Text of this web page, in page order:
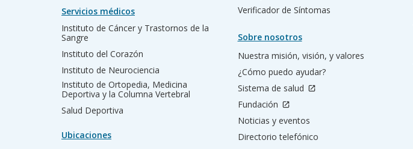
Servicios médicos
Instituto de Cáncer y Trastornos de la
Sangre
Instituto del Corazón
Instituto de Neurociencia
Instituto de Ortopedia, Medicina
Deportiva y la Columna Vertebral
Salud Deportiva
Ubicaciones
Verificador de Síntomas
Sobre nosotros
Nuestra misión, visión, y valores
¿Cómo puedo ayudar?
Sistema de salud
Fundación
Noticias y eventos
Directorio telefónico